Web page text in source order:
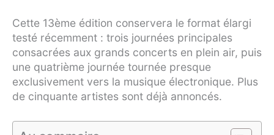
Cette 13ème édition conservera le format élargi
testé récemment : trois journées principales
consacrées aux grands concerts en plein air, puis
une quatrième journée tournée presque
exclusivement vers la musique électronique. Plus
de cinquante artistes sont déjà annoncés.